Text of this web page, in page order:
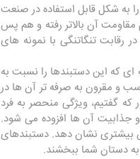
به شکل قابل استفاده در صنعت
مقاومت آن بالاتر رفته و هم پس
تنگاتنگی با نمونه های
ای که این دستبندها را نسبت به
و مقرون به صرفه تر آن ها در
که گفتیم، ویژگی منحصر به فرد
و جذابیت آن ها افزوده می شود.
بیشتری نشان دهد. دستبندهای
دستان شما ببخشند.